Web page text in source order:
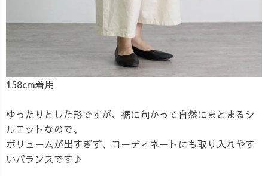
158cm着用
ゆったりとした形ですが、裾に向かって自然にまとまるシ
ルエットなので、
ボリュームが出すぎず、コーディネートにも取り入れやす
いバランスです♪